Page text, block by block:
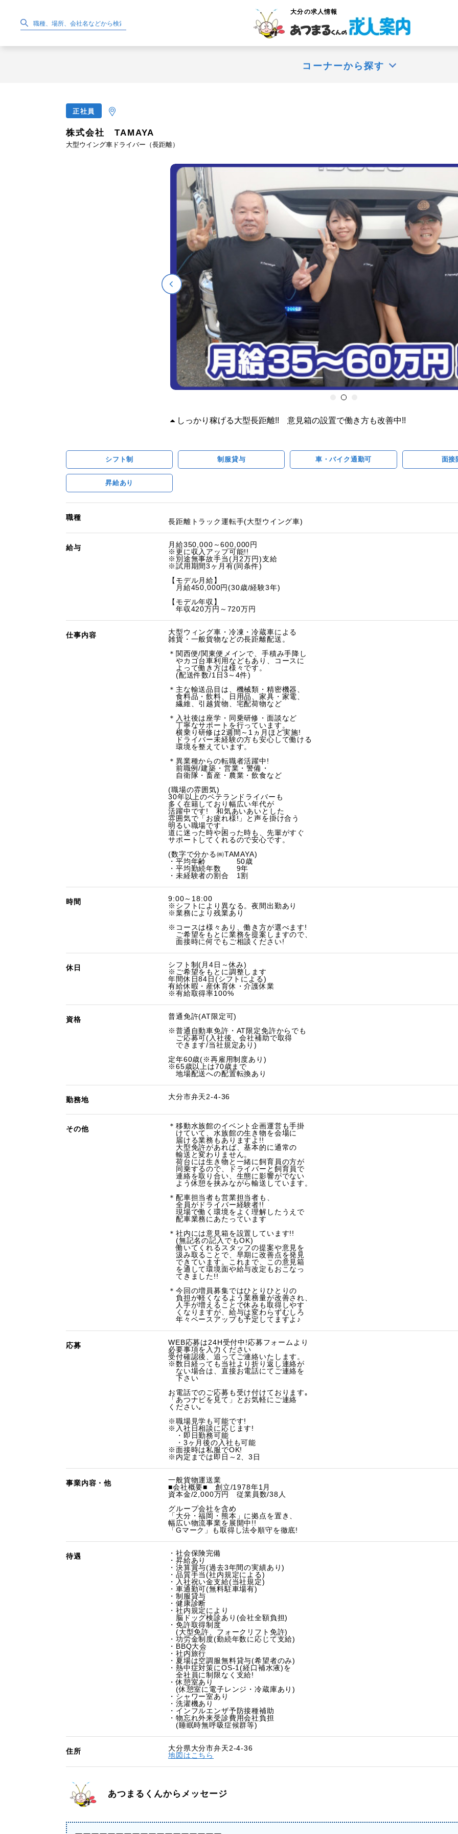
大分の求人情報
コーナーから探す
正社員
株式会社 TAMAYA
大型ウイング車ドライバー（長距離）
しっかり稼げる大型長距離!! 意見箱の設置で働き方も改善中!!
シフト制 制服貸与 車・バイク通勤可 面接
昇給あり
職種 長距離トラック運転手(大型ウイング車)
給与
月給350,000～600,000円
※更に収入アップ可能!!
※別途無事故手当(月2万円)支給
※試用期間3ヶ月有(同条件)
【モデル月給】
月給450,000円(30歳/経験3年)
【モデル年収】
年収420万円～720万円
仕事内容
大型ウィング車・冷凍・冷蔵車による
雑貨・一般貨物などの長距離配送。
＊関西便/関東便メインで、手積み手降し
やカゴ台車利用などもあり、コースに
よって働き方は様々です。
(配送件数/1日3～4件)
＊主な輸送品目は、機械類・精密機器、
食料品・飲料、日用品、家具・家電、
繊維、引越貨物、宅配荷物など
＊入社後は座学・同乗研修・面談など
丁寧なサポートを行っています。
横乗り研修は2週間～1ヵ月ほど実施!
ドライバー未経験の方も安心して働ける
環境を整えています。
＊異業種からの転職者活躍中!
前職例/建築・営業・警備・
自衛隊・畜産・農業・飲食など
(職場の雰囲気)
30年以上のベテランドライバーも
多く在籍しており幅広い年代が
活躍中です! 和気あいあいとした
雰囲気で「お疲れ様!」と声を掛け合う
明るい職場です。
道に迷った時や困った時も、先輩がすぐ
サポートしてくれるので安心です。
(数字で分かる㈱TAMAYA)
・平均年齢 50歳
・平均勤続年数 9年
・未経験者の割合 1割
時間
9:00～18:00
※シフトにより異なる。夜間出勤あり
※業務により残業あり
※コースは様々あり、働き方が選べます!
ご希望をもとに業務を提案しますので、
面接時に何でもご相談ください!
休日
シフト制(月4日～休み)
※ご希望をもとに調整します
年間休日84日(シフトによる)
有給休暇・産休育休・介護休業
※有給取得率100%
資格
普通免許(AT限定可)
※普通自動車免許・AT限定免許からでも
ご応募可(入社後、会社補助で取得
できます/当社規定あり)
定年60歳(※再雇用制度あり)
※65歳以上は70歳まで
地場配送への配置転換あり
勤務地 大分市弁天2-4-36
その他
＊移動水族館のイベント企画運営も手掛
けていて、水族館の生き物を会場に
届ける業務もありますよ!!
大型免許があれば、基本的に通常の
輸送と変わりません。
荷台には生き物と一緒に飼育員の方が
同乗するので、ドライバーと飼育員で
連絡を取り合い、生態に影響がでない
よう休憩を挟みながら輸送しています。
＊配車担当者も営業担当者も、
全員がドライバー経験者!!
現場で働く環境をよく理解したうえで
配車業務にあたっています
＊社内には意見箱を設置しています!!
(無記名の記入でもOK)
働いてくれるスタッフの提案や意見を
汲み取ることで、早期に改善点を発見
できています。これまで、この意見箱
を通して環境面や給与改定もおこなっ
てきました!!
＊今回の増員募集ではひとりひとりの
負担が軽くなるよう業務量が改善され、
人手が増えることで休みも取得しやす
くなりますが、給与は変わらずむしろ
年々ベースアップも予定してますよ♪
応募
WEB応募は24H受付中!応募フォームより
必要事項を入力ください
受付確認後、追ってご連絡いたします。
※数日経っても当社より折り返し連絡が
ない場合は、直接お電話にてご連絡を
下さい
お電話でのご応募も受け付けております｡
「あつナビを見て」とお気軽にご連絡
ください｡
※職場見学も可能です!
※入社日相談に応じます!
・即日勤務可能
・3ヶ月後の入社も可能
※面接時は私服でOK!
※内定までは即日～2、3日
事業内容・他
一般貨物運送業
■会社概要■ 創立/1978年1月
資本金/2,000万円 従業員数/38人
グループ会社を含め
「大分・福岡・熊本」に拠点を置き、
幅広い物流事業を展開中!!
「Gマーク」も取得し法令順守を徹底!
待遇
・社会保険完備
・昇給あり
・決算賞与(過去3年間の実績あり)
・品質手当(社内規定による)
・入社祝い金支給(当社規定)
・車通勤可(無料駐車場有)
・制服貸与
・健康診断
・社内規定により
脳ドッグ検診あり(会社全額負担)
・免許取得制度
(大型免許、フォークリフト免許)
・功労金制度(勤続年数に応じて支給)
・BBQ大会
・社内旅行
・夏場は空調服無料貸与(希望者のみ)
・熱中症対策にOS-1(経口補水液)を
全社員に制限なく支給!
・休憩室あり
(休憩室に電子レンジ・冷蔵庫あり)
・シャワー室あり
・洗濯機あり
・インフルエンザ予防接種補助
・物忘れ外来受診費用会社負担
(睡眠時無呼吸症候群等)
住所
大分県大分市弁天2-4-36
地図はこちら
あつまるくんからメッセージ